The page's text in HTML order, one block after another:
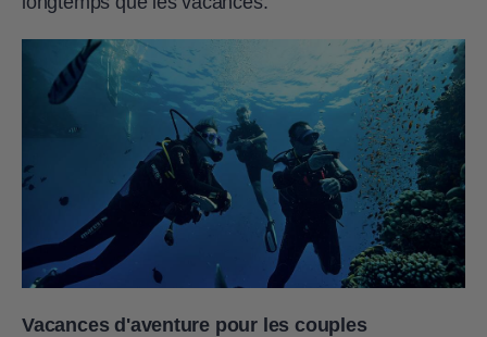
Vacances d'aventure pour les couples